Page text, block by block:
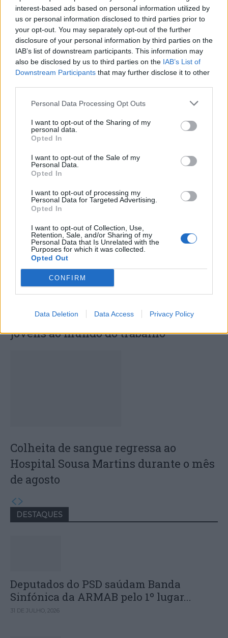
interest-based ads based on personal information utilized by
us or personal information disclosed to third parties prior to
your opt-out. You may separately opt-out of the further
disclosure of your personal information by third parties on the
IAB’s list of downstream participants. This information may
also be disclosed by us to third parties on the IAB’s List of
Downstream Participants that may further disclose it to other
Personal Data Processing Opt Outs
I want to opt-out of the Sharing of my
personal data.
Opted In
I want to opt-out of the Sale of my
Personal Data.
Opted In
I want to opt-out of processing my
Personal Data for Targeted Advertising.
Opted In
I want to opt-out of Collection, Use,
Retention, Sale, and/or Sharing of my
Personal Data that Is Unrelated with the
Purposes for which it was collected.
Opted Out
CONFIRM
Data Deletion Data Access Privacy Policy
documentário
Sustentável
ARTIGOS RELACIONADOSMAIS DO AUTOR
Deputados do PSD saúdam Banda
Sinfónica da ARMAB pelo 1º lugar no
certame internacional de Valência
Capacita Jovem de Poiares aproxima
jovens ao mundo do trabalho
Colheita de sangue regressa ao
Hospital Sousa Martins durante o mês
de agosto
DESTAQUES
Deputados do PSD saúdam Banda
Sinfónica da ARMAB pelo 1º lugar...
31 DE JULHO, 2026